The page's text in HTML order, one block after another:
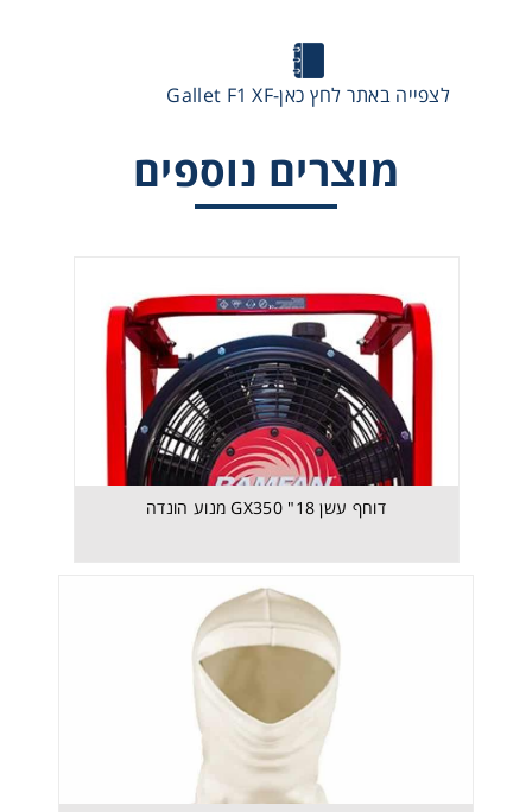
לצפייה באתר לחץ כאן-Gallet F1 XF
מוצרים נוספים
דוחף עשן GX350 "18 מנוע הונדה
דוחף עשן GX350 "18 מנוע הונדה
F2 X-TREM